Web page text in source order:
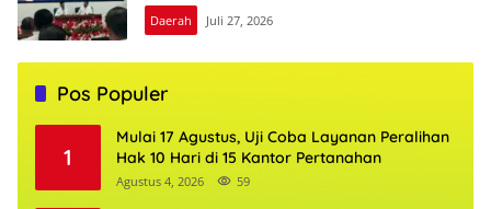
Daerah Juli 27, 2026
Pos Populer
1
Mulai 17 Agustus, Uji Coba Layanan Peralihan
Hak 10 Hari di 15 Kantor Pertanahan
Agustus 4, 2026 59